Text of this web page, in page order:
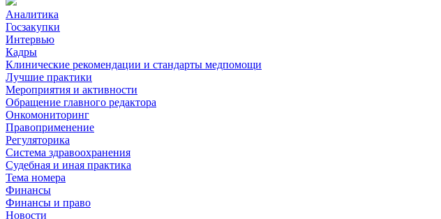
Аналитика
Госзакупки
Интервью
Кадры
Клинические рекомендации и стандарты медпомощи
Лучшие практики
Мероприятия и активности
Обращение главного редактора
Онкомониторинг
Правоприменение
Регуляторика
Система здравоохранения
Судебная и иная практика
Тема номера
Финансы
Финансы и право
Новости